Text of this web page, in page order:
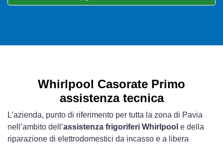
Whirlpool Casorate Primo
assistenza tecnica
L’azienda, punto di riferimento per tutta la zona di Pavia
nell’ambito dell’assistenza frigoriferi Whirlpool e della
riparazione di elettrodomestici da incasso e a libera